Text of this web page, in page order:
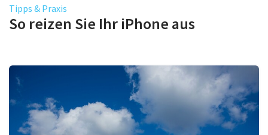
Tipps & Praxis
So reizen Sie Ihr iPhone aus